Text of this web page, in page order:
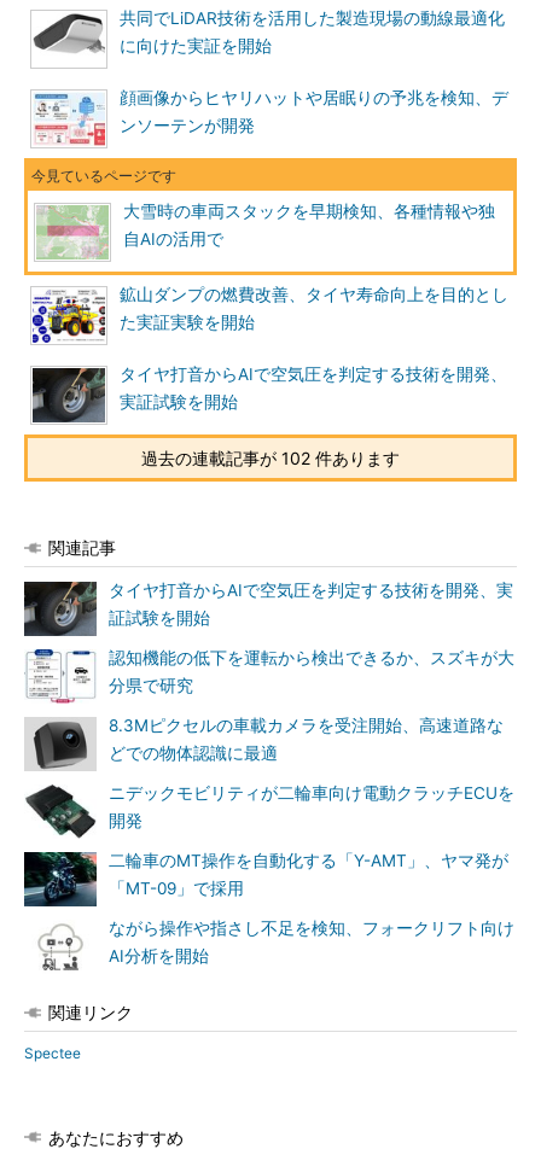
共同でLiDAR技術を活用した製造現場の動線最適化
に向けた実証を開始
顔画像からヒヤリハットや居眠りの予兆を検知、デ
ンソーテンが開発
大雪時の車両スタックを早期検知、各種情報や独
自AIの活用で
鉱山ダンプの燃費改善、タイヤ寿命向上を目的とし
た実証実験を開始
タイヤ打音からAIで空気圧を判定する技術を開発、
実証試験を開始
過去の連載記事が 102 件あります
関連記事
タイヤ打音からAIで空気圧を判定する技術を開発、実
証試験を開始
認知機能の低下を運転から検出できるか、スズキが大
分県で研究
8.3Mピクセルの車載カメラを受注開始、高速道路な
どでの物体認識に最適
ニデックモビリティが二輪車向け電動クラッチECUを
開発
二輪車のMT操作を自動化する「Y-AMT」、ヤマ発が
「MT-09」で採用
ながら操作や指さし不足を検知、フォークリフト向け
AI分析を開始
関連リンク
Spectee
あなたにおすすめ